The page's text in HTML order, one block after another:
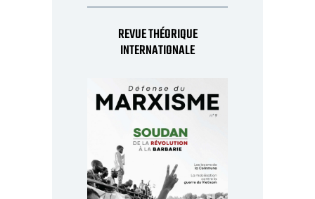
REVUE THÉORIQUE
INTERNATIONALE